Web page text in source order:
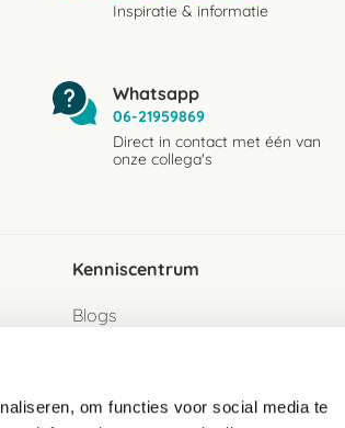
om functies voor social media te
Inspiratie & informatie
Whatsapp
06-21959869
Direct in contact met één van
onze collega's
Kenniscentrum
Blogs